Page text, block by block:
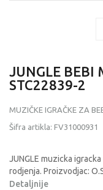
JUNGLE BEBI
STC22839-2
MUZIČKE IGRAČKE ZA
Šifra artikla: FV31000931
JUNGLE muzicka
rodjenja. Proizvodjac:
Detaljnije